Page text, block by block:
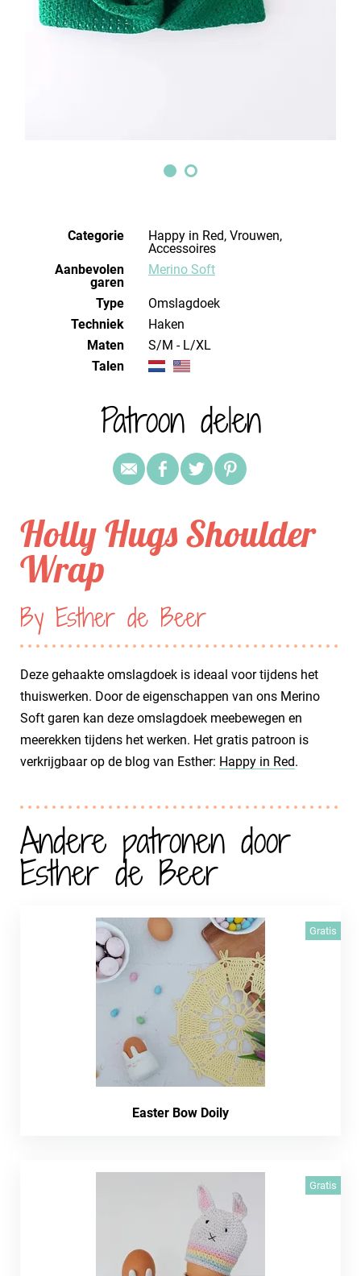
Categorie
Happy in Red, Vrouwen,
Accessoires
Aanbevolen
garen
Merino Soft
Type
Omslagdoek
Techniek
haken
Maten
S/M - L/XL
Talen
Patroon delen
Holly Hugs Shoulder
Wrap
By Esther de Beer
Deze gehaakte omslagdoek is ideaal voor tijdens het
thuiswerken. Door de eigenschappen van ons Merino
Soft garen kan deze omslagdoek meebewegen en
meerekken tijdens het werken. Het gratis patroon is
verkrijgbaar op de blog van Esther: Happy in Red.
Andere patronen door
Esther de Beer
Gratis
Easter Bow Doily
Gratis